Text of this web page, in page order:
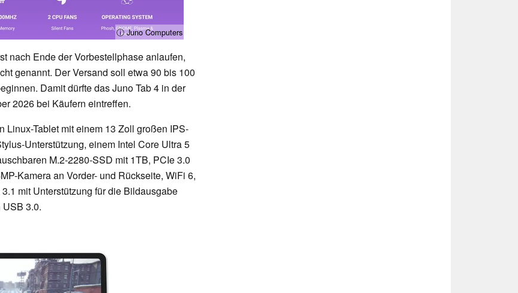
ⓘ Juno Computers
nach Ende der Vorbestellphase anlaufen,
genannt. Der Versand soll etwa 90 bis 100
Damit dürfte das Juno Tab 4 in der
2026 bei Käufern eintreffen.
Linux-Tablet mit einem 13 Zoll großen IPS-
Unterstützung, einem Intel Core Ultra 5
M.2-2280-SSD mit 1TB, PCIe 3.0
Kamera an Vorder- und Rückseite, WiFi 6,
mit Unterstützung für die Bildausgabe
3.0.